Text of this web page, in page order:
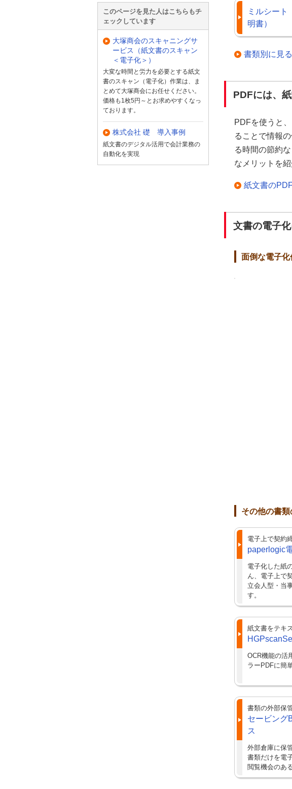
ミルシート
明書）
書類別に見
PDFには、
PDFを使うと
ることで情報
る時間の節約
なメリットを紹
紙文書の
文書の電子
面倒な電子化
その他の書
電子上で契約
paperlogic
電子化した紙
ん、電子上で
立会人型・当
す。
紙文書をテキ
OCR機能の活
ラーPDFに簡
書類の外部保
セービン
ス
外部倉庫に保
書類だけを電
閲覧機会のあ
このページを見た人はこちらもチ
ェックしています
大塚商会のスキャニングサ
ービス（紙文書のスキャン
＜電子化＞）
大変な時間と労力を必要とする紙文
書のスキャン（電子化）作業は、ま
とめて大塚商会にお任せください。
価格も1枚5円～とお求めやすくなっ
ております。
株式会社 礎 導入事例
紙文書のデジタル活用で会計業務の
自動化を実現